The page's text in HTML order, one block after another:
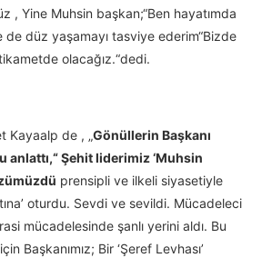
, Yine Muhsin başkan;“Ben hayatımda
de düz yaşamayı tasviye ederim“Bizde
olacağız.“dedi.
Kayaalp de , „Gönüllerin Başkanı
anlattı,“ Şehit liderimiz ‘Muhsin
prensipli ve ilkeli siyasetiyle
oturdu. Sevdi ve sevildi. Mücadeleci
mücadelesinde şanlı yerini aldı. Bu
Başkanımız; Bir ‘Şeref Levhası’